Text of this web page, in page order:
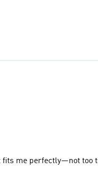
fits me perfectly—not too